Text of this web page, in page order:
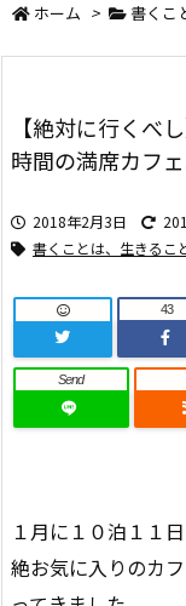
ホーム > 書くこ
【絶対に行くべ
時間の満席カフェ
2018年2月3日
書くことは、生きるこ
43
Send
１月に１０泊１１
絶お気に入りのカ